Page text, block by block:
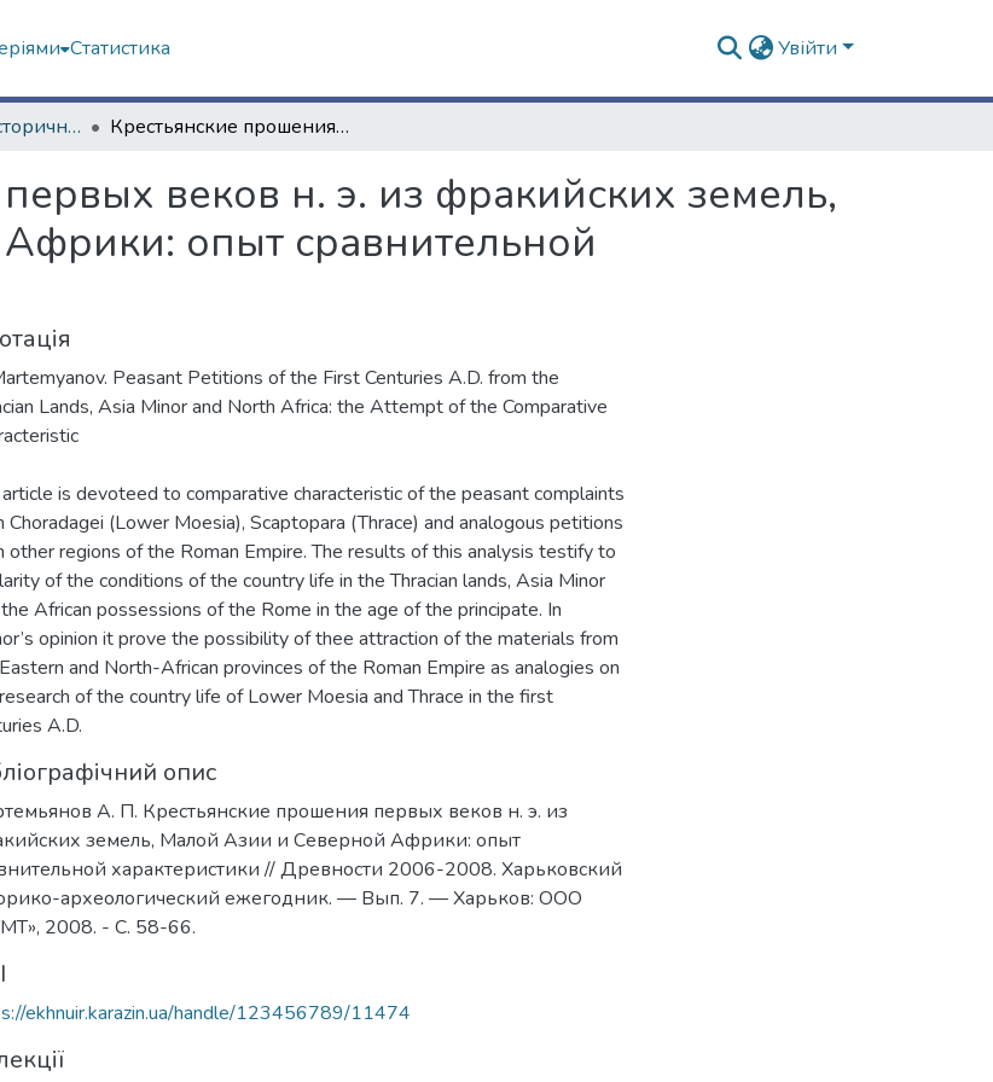
Статистика Увійти
Наукові роботи. Історичний факультет Крестьянские прошения первых веков н. э. из фракийских земель, Малой Азии и Северной Африки: опыт сравнительной характеристики
веков н. э. из фракийских земель,
опыт сравнительной
Peasant Petitions of the First Centuries A.D. from the
Lands, Asia Minor and North Africa: the Attempt of the Comparative
is devoteed to comparative characteristic of the peasant complaints
Choradagei (Lower Moesia), Scaptopara (Thrace) and analogous petitions
other regions of the Roman Empire. The results of this analysis testify to
of the conditions of the country life in the Thracian lands, Asia Minor
African possessions of the Rome in the age of the principate. In
opinion it prove the possibility of thee attraction of the materials from
and North-African provinces of the Roman Empire as analogies on
of the country life of Lower Moesia and Thrace in the first
A.D.
опис
А. П. Крестьянские прошения первых веков н. э. из
земель, Малой Азии и Северной Африки: опыт
характеристики // Древности 2006-2008. Харьковский
археологический ежегодник. — Вып. 7. — Харьков: ООО
2008. - C. 58-66.
ekhnuir.karazin.ua/handle/123456789/11474